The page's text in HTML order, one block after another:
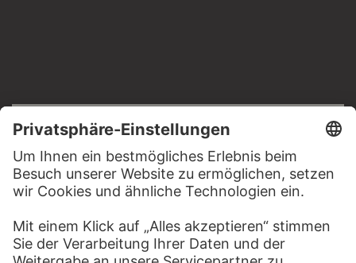
Impressum
Datenschutz
Copyright © 2026 Städel Museum
All rights reserved.
DIGITALE SAMMLUNG
Startseite